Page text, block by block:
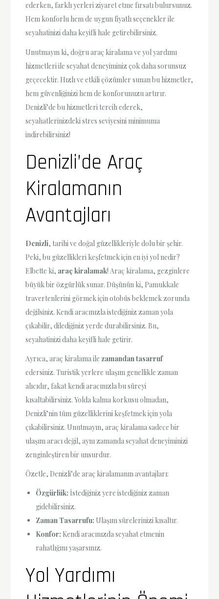
ederken, farklı yerleri ziyaret etme fırsatı bulursunuz.
Hem konforlu hem de uygun fiyatlı seçenekler ile
seyahatinizi daha keyifli hale getirebilirsiniz.
Unutmayın ki, doğru araç kiralama ve yol yardımı
hizmetleri ile seyahat deneyiminiz çok daha sorunsuz
geçecektir. Hızlı ve etkili çözümler sunan bu hizmetler,
hem güvenliğinizi hem de konforunuzu artırır.
Denizli’de bu hizmetleri tercih ederek,
seyahatlerinizdeki stres seviyesini minimuma
indirebilirsiniz!
Denizli’de Araç
Kiralamanın
Avantajları
Denizli, tarihi ve doğal güzellikleriyle dolu bir şehir.
Peki, bu güzellikleri keşfetmek için en iyi yol nedir?
Elbette ki, araç kiralamak! Araç kiralama, gezginlere
büyük bir özgürlük sunar. Düşünün ki, Pamukkale
travertenlerini görmek için otobüs beklemek zorunda
değilsiniz. Kendi aracınızla istediğiniz zaman yola
çıkabilir, dilediğiniz yerde durabilirsiniz. Bu,
seyahatinizi daha keyifli hale getirir.
Ayrıca, araç kiralama ile zamandan tasarruf
edersiniz. Turistik yerlere ulaşım genellikle zaman
alıcıdır, fakat kendi aracınızla bu süreyi
kısaltabilirsiniz. Yolda kalma korkusu olmadan,
Denizli’nin tüm güzelliklerini keşfetmek için yola
çıkabilirsiniz. Unutmayın, araç kiralama sadece bir
ulaşım aracı değil, aynı zamanda seyahat deneyiminizi
zenginleştiren bir unsurdur.
Özetle, Denizli’de araç kiralamanın avantajları:
Özgürlük: İstediğiniz yere istediğiniz zaman
gidebilirsiniz.
Zaman Tasarrufu: Ulaşım sürelerinizi kısaltır.
Konfor: Kendi aracınızda seyahat etmenin
rahatlığını yaşarsınız.
Yol Yardımı